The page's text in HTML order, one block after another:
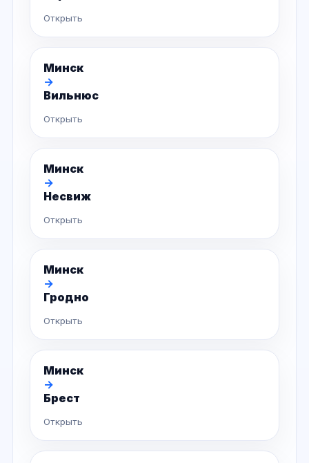
Открыть
Минск
→
Вильнюс
Открыть
Минск
→
Несвиж
Открыть
Минск
→
Гродно
Открыть
Минск
→
Брест
Открыть